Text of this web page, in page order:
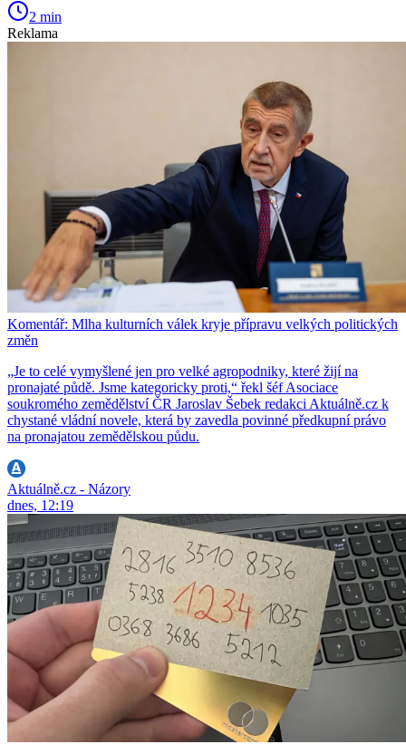
2 min
Reklama
Komentář: Mlha kulturních válek kryje přípravu velkých politických
změn
„Je to celé vymyšlené jen pro velké agropodniky, které žijí na
pronajaté půdě. Jsme kategoricky proti,“ řekl šéf Asociace
soukromého zemědělství ČR Jaroslav Šebek redakci Aktuálně.cz k
chystané vládní novele, která by zavedla povinné předkupní právo
na pronajatou zemědělskou půdu.
Aktuálně.cz - Názory
dnes, 12:19